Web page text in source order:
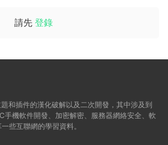
請先 登錄
和插件的漢化破解以及二次開發，其中涉及到
手機軟件開發、加密解密、服務器網絡安全、軟
些互聯網的學習資料。